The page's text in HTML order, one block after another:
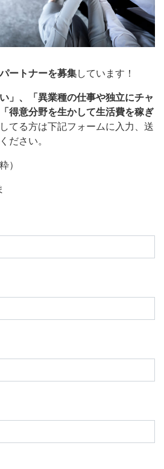
パートナーを募集しています！
」、「異業種の仕事や独立にチャ
得意分野を生かして生活費を稼ぎ
てる方は下記フォームに入力、送
ださい。
）